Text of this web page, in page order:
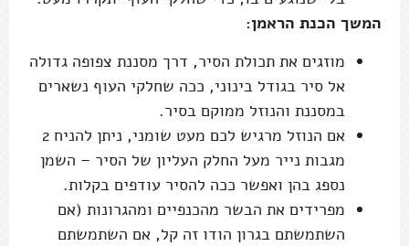
המשך הכנת הראמן:
מוזגים את תכולת הסיר, דרך מסננת צפופה גדולה
אל סיר בגודל בינוני, ככה שחלקי העוף נשארים
במסננת והנוזל ממוקם בסיר.
אם הנוזל מרגיש לכם מעט שומני, ניתן להניח 2
מגבות נייר מעל החלק העליון של הסיר – השמן
נספג בהן ואפשר ככה להסיר עודפים בקלות.
מפרידים את הבשר מהכנפיים ומהגרונות (אם
השתמשתם בגרון הודו זה קל, אם השתמשתם